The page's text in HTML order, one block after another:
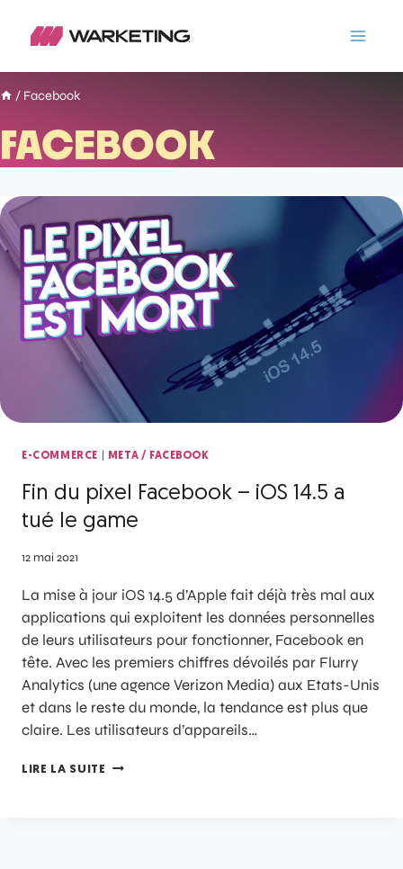
/ Facebook
FACEBOOK
E-COMMERCE | META / FACEBOOK
Fin du pixel Facebook – iOS 14.5 a
tué le game
12 mai 2021
La mise à jour iOS 14.5 d’Apple fait déjà très mal aux
applications qui exploitent les données personnelles
de leurs utilisateurs pour fonctionner, Facebook en
tête. Avec les premiers chiffres dévoilés par Flurry
Analytics (une agence Verizon Media) aux Etats-Unis
et dans le reste du monde, la tendance est plus que
claire. Les utilisateurs d’appareils…
LIRE LA SUITE